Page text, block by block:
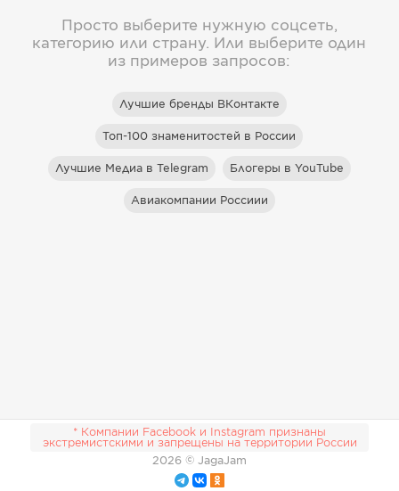
Просто выберите нужную соцсеть,
категорию или страну. Или выберите один
из примеров запросов:
Лучшие бренды ВКонтакте
Топ-100 знаменитостей в России
Лучшие Медиа в Telegram Блогеры в YouTube
Авиакомпании Россиии
* Компании Facebook и Instagram признаны
экстремистскими и запрещены на территории России
2026 © JagaJam